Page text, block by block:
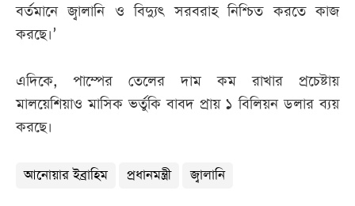
বর্তমানে জ্বালানি ও বিদ্যুৎ সরবরাহ নিশ্চিত করতে কাজ
করছে।’
এদিকে, পাম্পের তেলের দাম কম রাখার প্রচেষ্টায়
মালয়েশিয়াও মাসিক ভর্তুকি বাবদ প্রায় ১ বিলিয়ন ডলার ব্যয়
করছে।
আনোয়ার ইব্রাহিম প্রধানমন্ত্রী জ্বালানি